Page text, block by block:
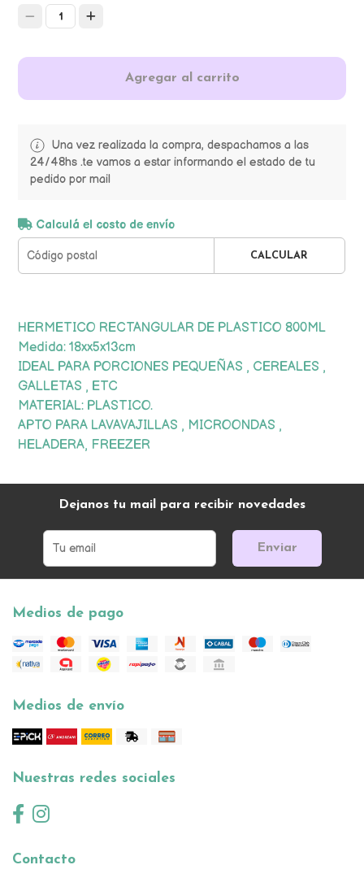
1
Agregar al carrito
Una vez realizada la compra, despachamos a las
24/48hs .te vamos a estar informando el estado de tu
pedido por mail
Calculá el costo de envío
CALCULAR
HERMETICO RECTANGULAR DE PLASTICO 800ML
Medida: 18xx5x13cm
IDEAL PARA PORCIONES PEQUEÑAS , CEREALES ,
GALLETAS , ETC
MATERIAL: PLASTICO.
APTO PARA LAVAVAJILLAS , MICROONDAS ,
HELADERA, FREEZER
Dejanos tu mail para recibir novedades
Enviar
Medios de pago
Medios de envío
Nuestras redes sociales
Contacto